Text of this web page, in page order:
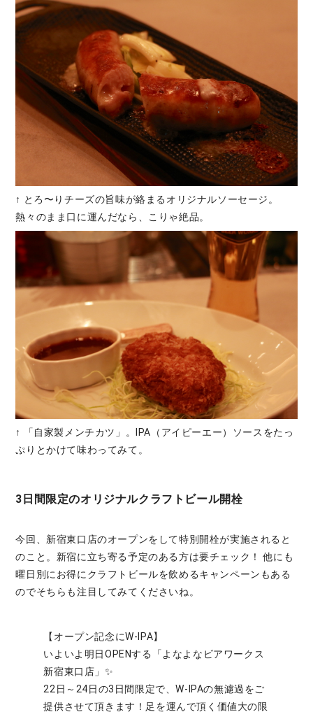
↑ とろ〜りチーズの旨味が絡まるオリジナルソーセージ。
熱々のまま口に運んだなら、こりゃ絶品。
↑ 「自家製メンチカツ」。IPA（アイピーエー）ソースをたっ
ぷりとかけて味わってみて。
3日間限定のオリジナルクラフトビール開栓
今回、新宿東口店のオープンをして特別開栓が実施されると
のこと。新宿に立ち寄る予定のある方は要チェック！ 他にも
曜日別にお得にクラフトビールを飲めるキャンペーンもある
のでそちらも注目してみてくださいね。
【オープン記念にW-IPA】
いよいよ明日OPENする「よなよなビアワークス
新宿東口店」✨
22日～24日の3日間限定で、W-IPAの無濾過をご
提供させて頂きます！足を運んで頂く価値大の限